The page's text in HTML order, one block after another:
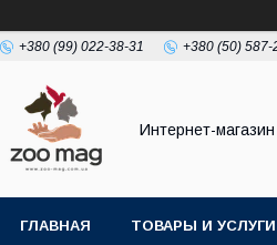
+380 (99) 022-38-31 +380 (50) 587-
Интернет-
ГЛАВНАЯ ТОВАРЫ И УСЛУГИ